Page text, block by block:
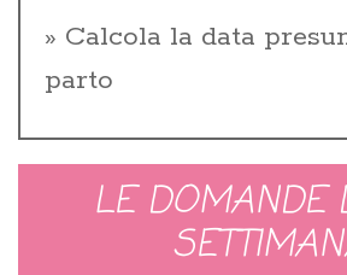
Calcola la data
parto
LE DOMANDE